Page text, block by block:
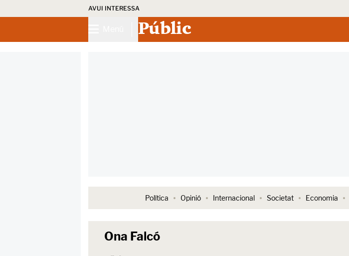
AVUI INTERESSA
Públic
Política Opinió Internacional Societat Economia
Ona Falcó